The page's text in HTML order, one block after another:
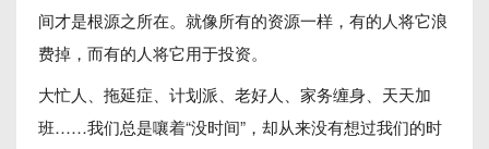
间才是根源之所在。就像所有的资源一样，有的人将它浪
费掉，而有的人将它用于投资。
大忙人、拖延症、计划派、老好人、家务缠身、天天加
班……我们总是嚷着“没时间”，却从来没有想过我们的时